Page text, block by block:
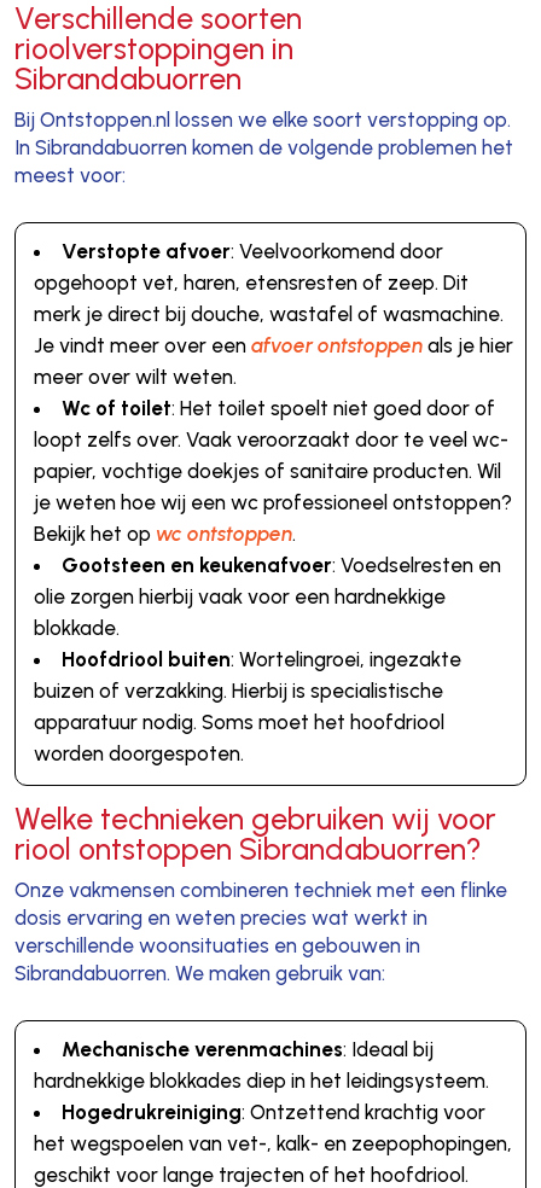
Verschillende soorten
rioolverstoppingen in
Sibrandabuorren
Bij Ontstoppen.nl lossen we elke soort verstopping op.
In Sibrandabuorren komen de volgende problemen het
meest voor:
Verstopte afvoer: Veelvoorkomend door
opgehoopt vet, haren, etensresten of zeep. Dit
merk je direct bij douche, wastafel of wasmachine.
Je vindt meer over een afvoer ontstoppenals je hier
meer over wilt weten.
Wc of toilet: Het toilet spoelt niet goed door of
loopt zelfs over. Vaak veroorzaakt door te veel wc-
papier, vochtige doekjes of sanitaire producten. Wil
je weten hoe wij een wc professioneel ontstoppen?
Bekijk het op wc ontstoppen.
Gootsteen en keukenafvoer: Voedselresten en
olie zorgen hierbij vaak voor een hardnekkige
blokkade.
Hoofdriool buiten: Wortelingroei, ingezakte
buizen of verzakking. Hierbij is specialistische
apparatuur nodig. Soms moet het hoofdriool
worden doorgespoten.
Welke technieken gebruiken wij voor
riool ontstoppen Sibrandabuorren?
Onze vakmensen combineren techniek met een flinke
dosis ervaring en weten precies wat werkt in
verschillende woonsituaties en gebouwen in
Sibrandabuorren. We maken gebruik van:
Mechanische verenmachines: Ideaal bij
hardnekkige blokkades diep in het leidingsysteem.
Hogedrukreiniging: Ontzettend krachtig voor
het wegspoelen van vet-, kalk- en zeepophopingen,
geschikt voor lange trajecten of het hoofdriool.